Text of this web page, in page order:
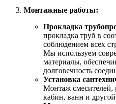
Монтажные работы:
Прокладка
прокладка труб в
соблюдением всех
Мы используем
материалы,
долговечность
Установка
Монтаж смесителей,
кабин, ванн и